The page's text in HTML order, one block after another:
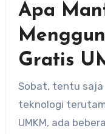
Apa
Gratis
Sobat, tentu saja
teknologi
UMKM, ada